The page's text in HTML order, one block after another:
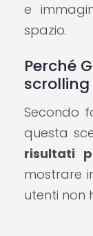
e
spazio.
Perché
Secondo
questa
risultati
mostrare
utenti non